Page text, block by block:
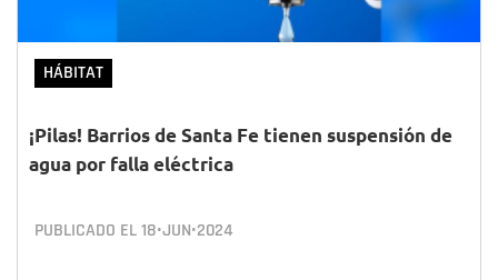
HÁBITAT
¡Pilas! Barrios de Santa Fe tienen suspensión de
agua por falla eléctrica
PUBLICADO EL18•JUN•2024